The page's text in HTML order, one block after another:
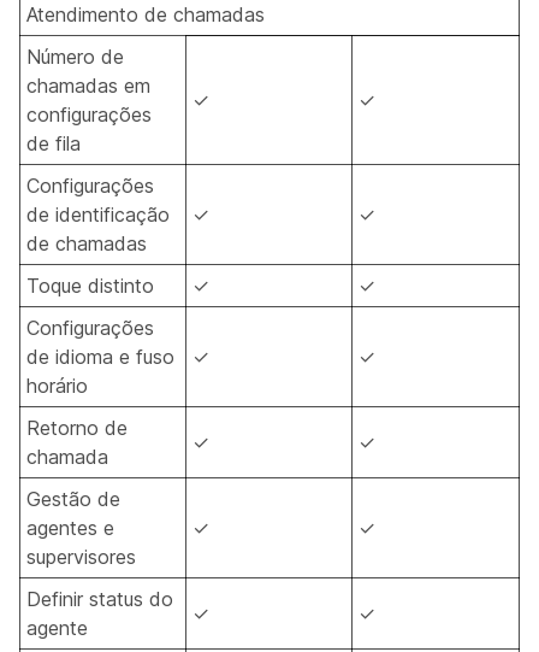
Atendimento de chamadas
Número de
chamadas em
configurações
de fila
✓ ✓
Configurações
de identificação
de chamadas
✓ ✓
Toque distinto ✓
✓
Configurações
de idioma e fuso
horário
✓ ✓
Retorno de
chamada
✓ ✓
Gestão de
agentes e
supervisores
✓ ✓
Definir status do
agente
✓ ✓